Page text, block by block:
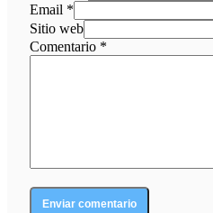
Email *
Sitio web
Comentario *